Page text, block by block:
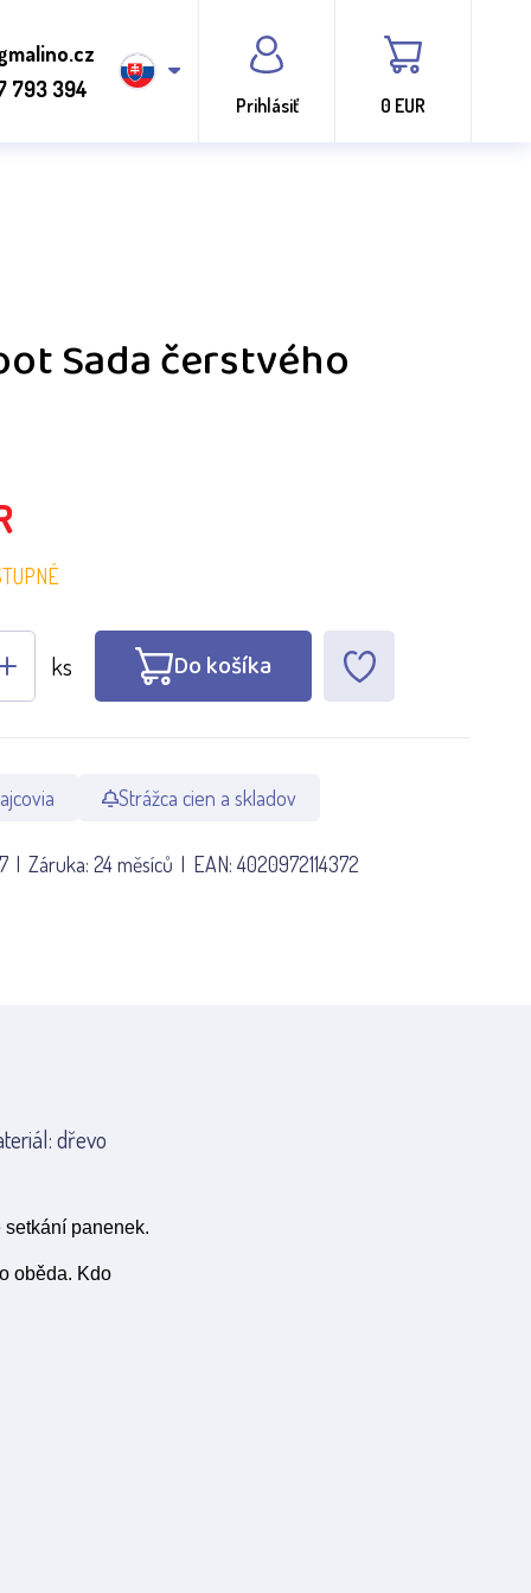
793 394
Prihlásiť 0 EUR
Sada čerstvého
ks Do košíka
Strážca cien a skladov
Záruka: 24 měsíců EAN:4020972114372
dřevo
panenek.
oběda. Kdo